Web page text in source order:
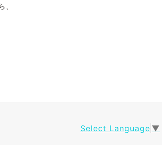
、
Select Language ▼